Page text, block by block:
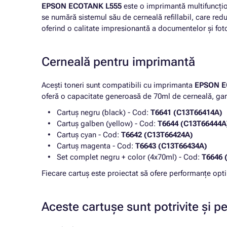
EPSON ECOTANK L555 este o imprimantă
se numără sistemul său de cerneală refillabil, care
oferind o calitate impresionantă a documentelor și
Cerneală pentru imprimantă
Acești toneri sunt compatibili cu imprimanta EPSON
oferă o capacitate generoasă de 70ml de cerneală,
Cartuș negru (black) - Cod: T6641 (C13T66414A)
Cartuș galben (yellow) - Cod: T6644
Cartuș cyan - Cod: T6642 (C13T66424A)
Cartuș magenta - Cod: T6643 (C13T66434A)
Set complet negru + color (4x70ml) - Cod: T6646
Fiecare cartuș este proiectat să ofere performanțe
Aceste cartușe sunt potrivite și